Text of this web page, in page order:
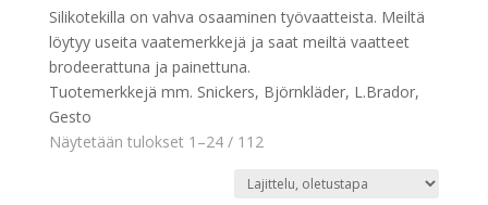
Silikotekilla on vahva osaaminen työvaatteista. Meiltä
löytyy useita vaatemerkkejä ja saat meiltä vaatteet
brodeerattuna ja painettuna.
Tuotemerkkejä mm. Snickers, Björnkläder, L.Brador,
Gesto
Näytetään tulokset 1–24 / 112